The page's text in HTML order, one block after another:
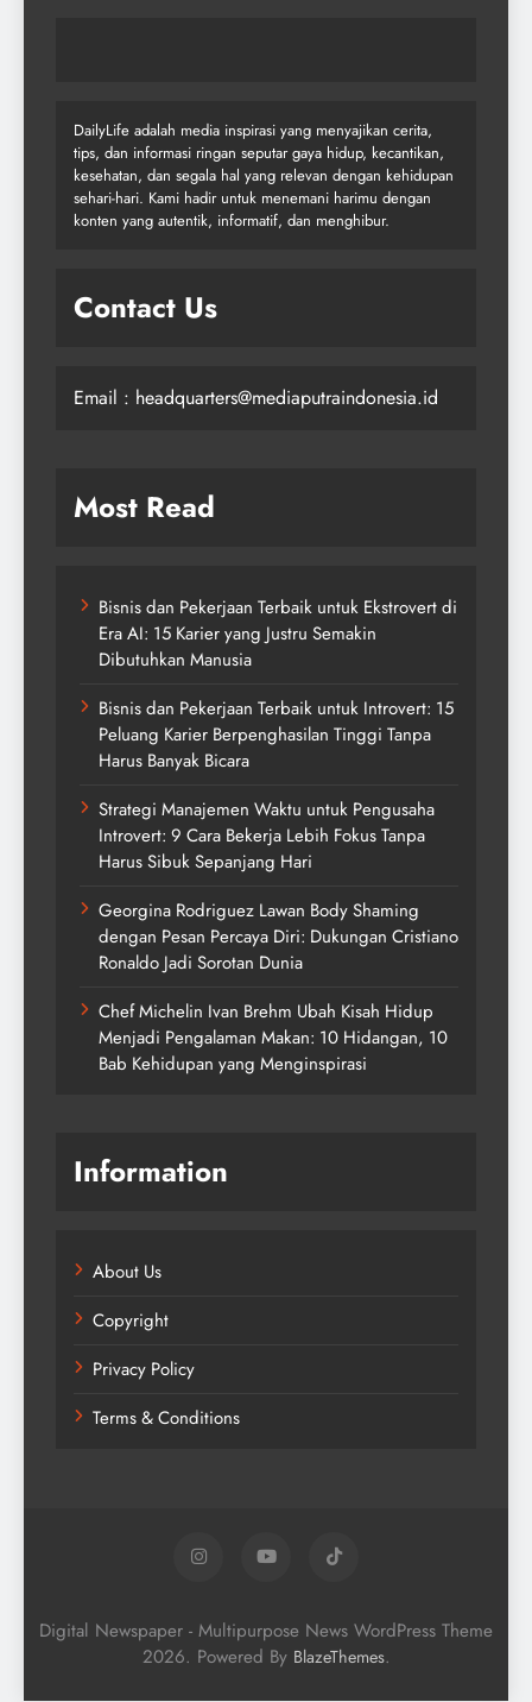
DailyLife adalah media inspirasi yang menyajikan cerita,
tips, dan informasi ringan seputar gaya hidup, kecantikan,
kesehatan, dan segala hal yang relevan dengan kehidupan
sehari-hari. Kami hadir untuk menemani harimu dengan
konten yang autentik, informatif, dan menghibur.
Contact Us
Email : headquarters@mediaputraindonesia.id
Most Read
Bisnis dan Pekerjaan Terbaik untuk Ekstrovert di
Era AI: 15 Karier yang Justru Semakin
Dibutuhkan Manusia
Bisnis dan Pekerjaan Terbaik untuk Introvert: 15
Peluang Karier Berpenghasilan Tinggi Tanpa
Harus Banyak Bicara
Strategi Manajemen Waktu untuk Pengusaha
Introvert: 9 Cara Bekerja Lebih Fokus Tanpa
Harus Sibuk Sepanjang Hari
Georgina Rodriguez Lawan Body Shaming
dengan Pesan Percaya Diri: Dukungan Cristiano
Ronaldo Jadi Sorotan Dunia
Chef Michelin Ivan Brehm Ubah Kisah Hidup
Menjadi Pengalaman Makan: 10 Hidangan, 10
Bab Kehidupan yang Menginspirasi
Information
About Us
Copyright
Privacy Policy
Terms & Conditions
Digital Newspaper - Multipurpose News WordPress Theme
2026. Powered By BlazeThemes.